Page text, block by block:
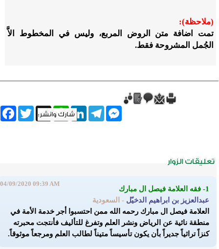
(ملاحظة):
تمت اضافة متن الروض المربع، وليس في المخطوط الاَّ
الجُمل المشروحة فقط.
Twitter X
WhatsAppLinkedInTelegram
Messenger
1- فقه العلامة فيصل ال مبارك
عبدالعزيز بن ابراهيم الدخيّل - السعودية
04/09/2020 09:39 AM
العلامة فيصل ال مبارك رحمه الله ممن احتسبوا أجر خدمة الأمة في
منطقة نائية عن الرياض ونشر العلم وتفرغ للتأليف فأنتجت محبرته
كنزاً تراثياً جديراً بأن يكون تأسيساً متيناً لطالب العلم ومرجعاً موثوقاً.